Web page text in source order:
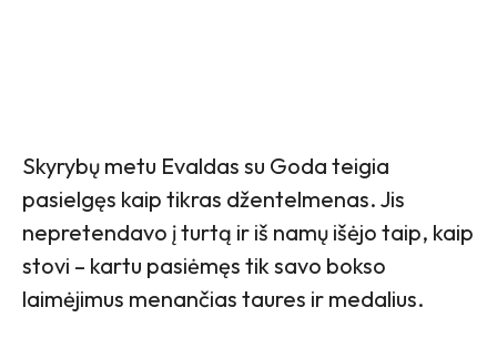
Skyrybų metu Evaldas su Goda teigia
pasielgęs kaip tikras džentelmenas. Jis
nepretendavo į turtą ir iš namų išėjo taip, kaip
stovi – kartu pasiėmęs tik savo bokso
laimėjimus menančias taures ir medalius.